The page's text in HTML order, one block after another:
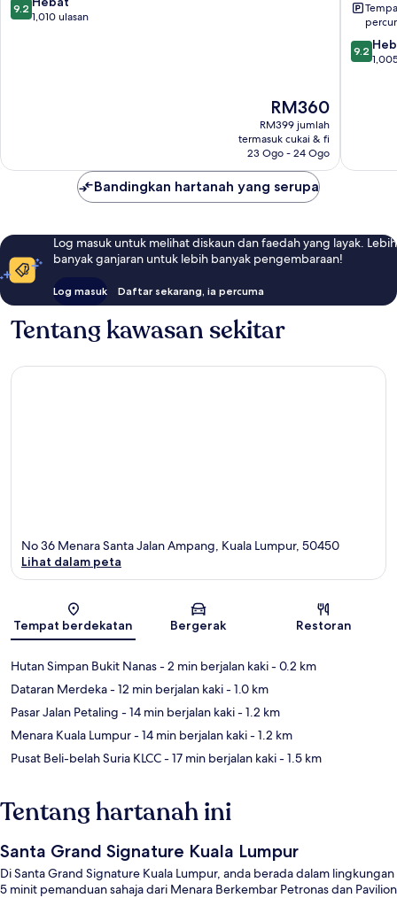
Kuala
daripada
9.2
1,010 ulasan
Harga
ialah
RM360
RM360
RM399 jumlah
termasuk cukai & fi
23 Ogo - 24 Ogo
Pusat
Bandar
Raya
Kuala
9.2
9.2
Bandingkan hartanah yang serupa
Log masuk untuk melihat diskaun dan faedah yang layak. Lebih
banyak ganjaran untuk lebih banyak pengembaraan!
Log masuk Daftar sekarang, ia percuma
Tentang kawasan sekitar
Peta
No 36 Menara Santa Jalan Ampang, Kuala Lumpur, 50450
Lihat dalam peta
Tempat berdekatan Bergerak Restoran
Hutan Simpan Bukit Nanas- 2 min berjalan kaki- 0.2 km
Dataran Merdeka- 12 min berjalan kaki- 1.0 km
Pasar Jalan Petaling - 14 min berjalan kaki- 1.2 km
Menara Kuala Lumpur- 14 min berjalan kaki- 1.2 km
Pusat Beli-belah Suria KLCC- 17 min berjalan kaki- 1.5 km
Tentang hartanah ini
Santa Grand Signature Kuala Lumpur
Di Santa Grand Signature Kuala Lumpur, anda berada dalam lingkungan
5 minit pemanduan sahaja dari Menara Berkembar Petronas dan Pavilion